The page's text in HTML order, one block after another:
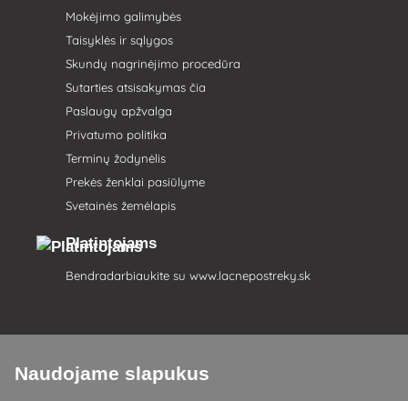
Mokėjimo galimybės
Taisyklės ir sąlygos
Skundų nagrinėjimo procedūra
Sutarties atsisakymas čia
Paslaugų apžvalga
Privatumo politika
Terminų žodynėlis
Prekės ženklai pasiūlyme
Svetainės žemėlapis
Platintojams
Bendradarbiaukite su www.lacnepostreky.sk
Visada suteiksime jums ekspertų patarimų
Naudojame slapukus